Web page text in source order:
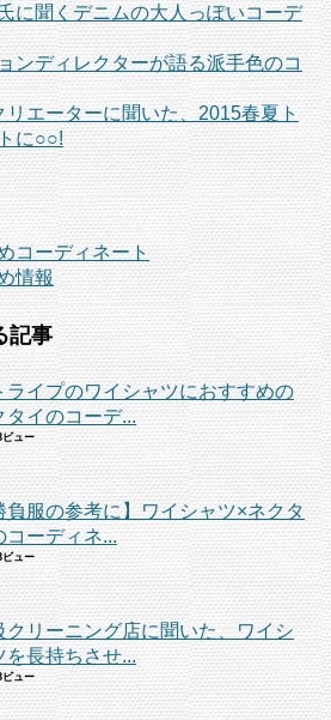
に聞くデニムの大人っぽいコーデ
ンディレクターが語る派手色のコ
リエーターに聞いた、2015春夏ト
に○○!
コーディネート
情報
記事
ライプのワイシャツにおすすめの
タイのコーデ...
ビュー
負服の参考に】ワイシャツ×ネクタ
コーディネ...
ビュー
クリーニング店に聞いた、ワイシ
を長持ちさせ...
ビュー